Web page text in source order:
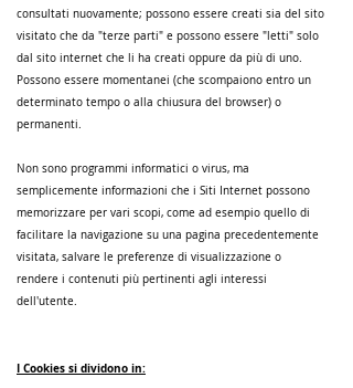
consultati nuovamente; possono essere creati sia del sito
visitato che da "terze parti" e possono essere "letti" solo
dal sito internet che li ha creati oppure da più di uno.
Possono essere momentanei (che scompaiono entro un
determinato tempo o alla chiusura del browser) o
permanenti.
Non sono programmi informatici o virus, ma
semplicemente informazioni che i Siti Internet possono
memorizzare per vari scopi, come ad esempio quello di
facilitare la navigazione su una pagina precedentemente
visitata, salvare le preferenze di visualizzazione o
rendere i contenuti più pertinenti agli interessi
dell'utente.
I Cookies si dividono in: